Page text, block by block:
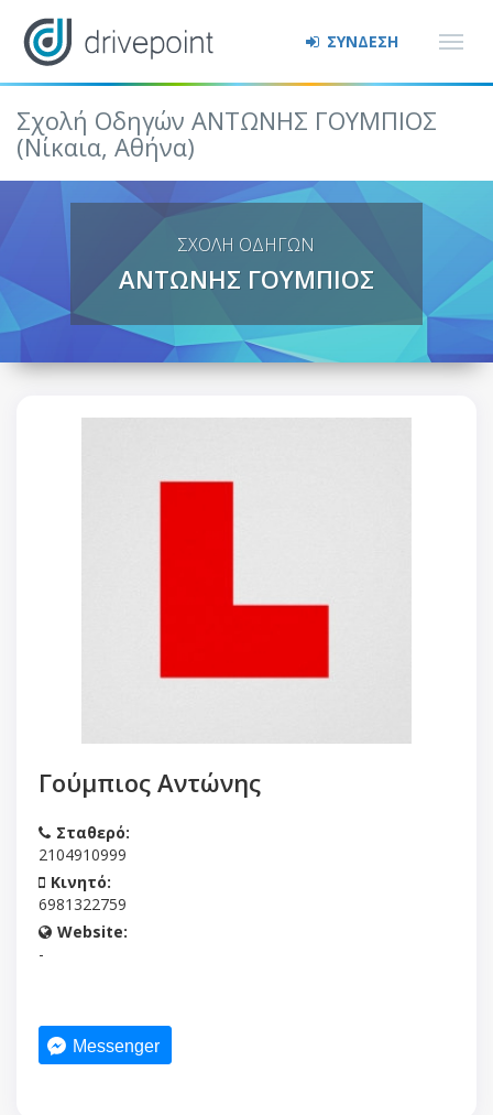
ΣΥΝΔΕΣΗ
Σχολή Οδηγών ΑΝΤΩΝΗΣ ΓΟΥΜΠΙΟΣ
(Νίκαια, Αθήνα)
ΣΧΟΛΗ ΟΔΗΓΩΝ
ΑΝΤΩΝΗΣ ΓΟΥΜΠΙΟΣ
Γούμπιος Αντώνης
Σταθερό:
2104910999
Κινητό:
6981322759
Website:
-
Messenger